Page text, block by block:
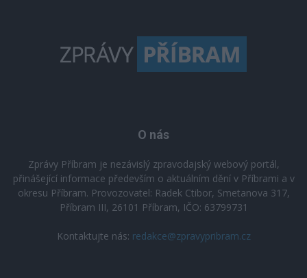
O nás
Zprávy Příbram je nezávislý zpravodajský webový portál,
přinášející informace především o aktuálním dění v Příbrami a v
okresu Příbram. Provozovatel: Radek Ctibor, Smetanova 317,
Příbram III, 26101 Příbram, IČO: 63799731
Kontaktujte nás: redakce@zpravypribram.cz